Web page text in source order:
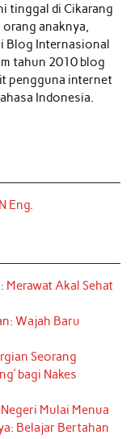
tinggal di Cikarang
orang anaknya,
Blog Internasional
tahun 2010 blog
pengguna internet
Indonesia.
Eng.
Akal Sehat
Wajah Baru
Seorang
bagi Nakes
Mulai Menua
Belajar Bertahan